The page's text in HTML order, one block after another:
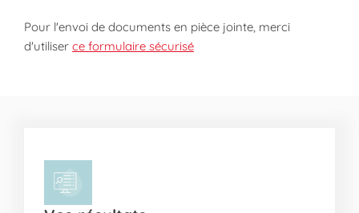
Pour l'envoi de documents en pièce jointe, merci
d'utiliser ce formulaire sécurisé